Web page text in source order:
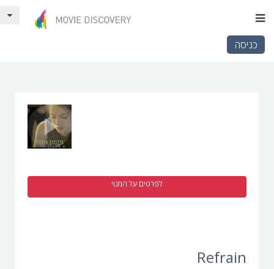
כניסה
לפרטים על המנוי
Refrain